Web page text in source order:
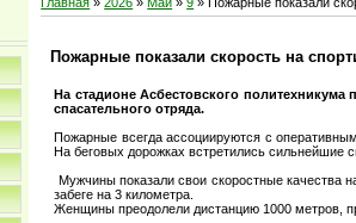
Пожарные показали скорость на
На стадионе Асбестовского
спасательного отряда.
Пожарные всегда ассоциируются с
На беговых дорожках встретились сильнейшие
Мужчины показали свои скоростные качества
забеге на 3 километра.
Женщины преодолели дистанцию 1000 метров,